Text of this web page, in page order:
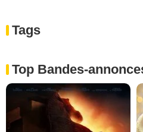
Tags
Top Bandes-